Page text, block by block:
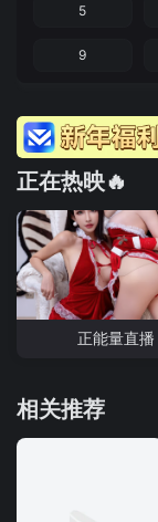
5
9
正在热映🔥
正能量直播
相关推荐